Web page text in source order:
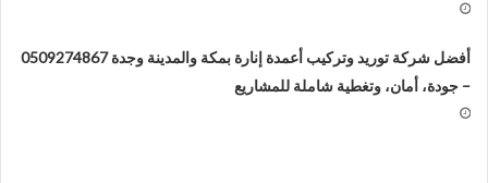
أفضل شركة توريد وتركيب أعمدة إنارة بمكة والمدينة وجدة 0509274867
– جودة، أمان، وتغطية شاملة للمشاريع